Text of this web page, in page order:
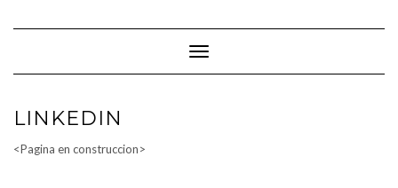
Cambiar modo de navegación
LINKEDIN
<Pagina en construccion>